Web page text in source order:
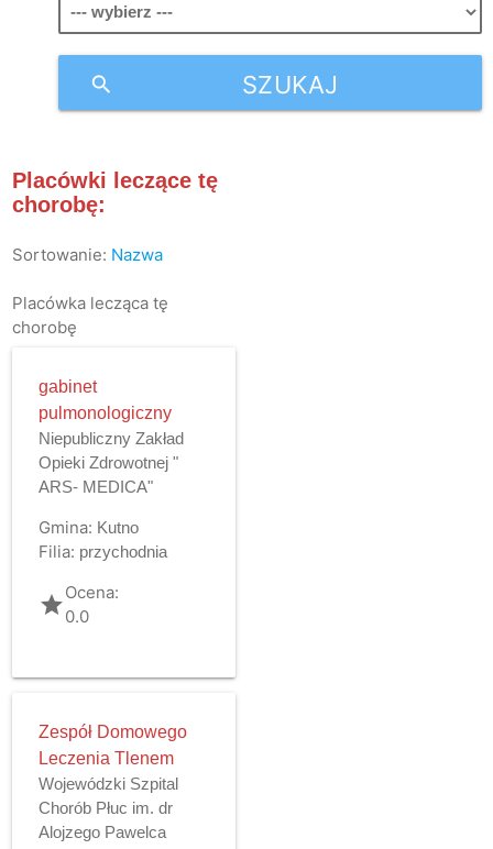
SZUKAJ
search
Placówki leczące tę
chorobę:
Sortowanie: Nazwa
Placówka lecząca tę
chorobę
gabinet
pulmonologiczny
Niepubliczny Zakład
Opieki Zdrowotnej "
ARS- MEDICA"
Gmina: Kutno
Filia: przychodnia
gradeOcena:
0.0
Zespół Domowego
Leczenia Tlenem
Wojewódzki Szpital
Chorób Płuc im. dr
Alojzego Pawelca